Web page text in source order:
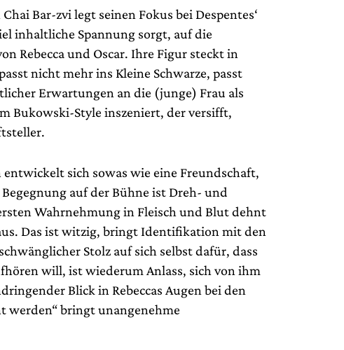
Bar-zvi legt seinen Fokus bei Despentes‘
inhaltliche Spannung sorgt, auf die
Rebecca und Oscar. Ihre Figur steckt in
nicht mehr ins Kleine Schwarze, passt
Erwartungen an die (junge) Frau als
Bukowski-Style inszeniert, der versifft,
sich sowas wie eine Freundschaft,
auf der Bühne ist Dreh- und
Wahrnehmung in Fleisch und Blut dehnt
Das ist witzig, bringt Identifikation mit den
Stolz auf sich selbst dafür, dass
will, ist wiederum Anlass, sich von ihm
Blick in Rebeccas Augen bei den
werden“ bringt unangenehme